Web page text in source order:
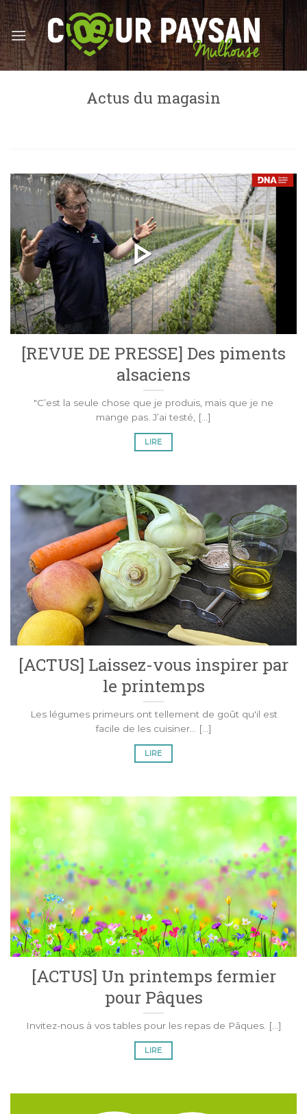
Skip
to
content
Actus du magasin
[REVUE DE PRESSE] Des piments
alsaciens
"C’est la seule chose que je produis, mais que je ne
mange pas. J’ai testé, [...]
LIRE
[ACTUS] Laissez-vous inspirer par
le printemps
Les légumes primeurs ont tellement de goût qu'il est
facile de les cuisiner... [...]
LIRE
[ACTUS] Un printemps fermier
pour Pâques
Invitez-nous à vos tables pour les repas de Pâques. [...]
LIRE